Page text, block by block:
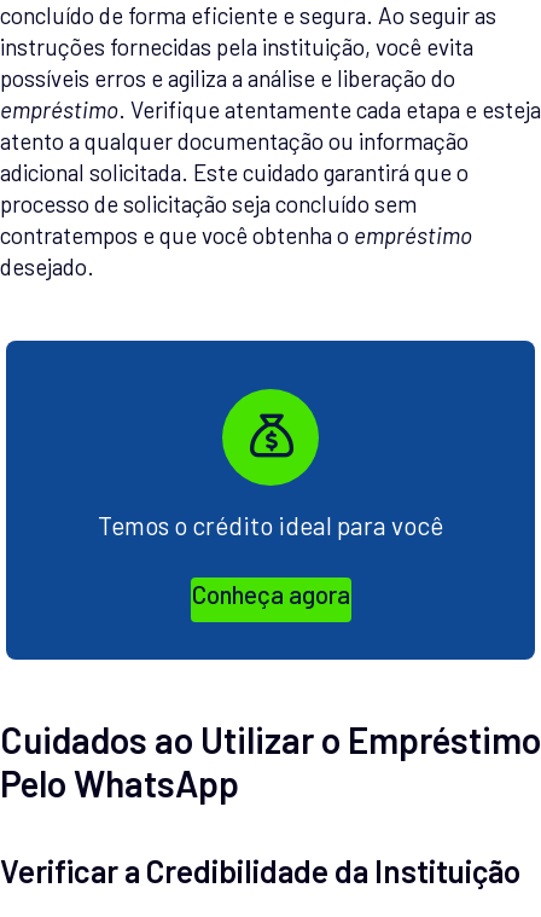
concluído de forma eficiente e segura. Ao seguir as
instruções fornecidas pela instituição, você evita
possíveis erros e agiliza a análise e liberação do
empréstimo. Verifique atentamente cada etapa e esteja
atento a qualquer documentação ou informação
adicional solicitada. Este cuidado garantirá que o
processo de solicitação seja concluído sem
contratempos e que você obtenha o empréstimo
desejado.
Temos o crédito ideal para você
Conheça agora
Cuidados ao Utilizar o Empréstimo
Pelo WhatsApp
Verificar a Credibilidade da Instituição